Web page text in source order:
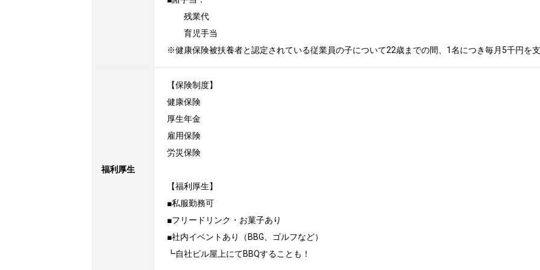
残業代
育児手当
※健康保険被扶養者と認定されている従業員の子について22歳までの間、1名につき毎月5千円を
福利厚生
【保険制度】
健康保険
厚生年金
雇用保険
労災保険
【福利厚生】
■私服勤務可
■フリードリンク・お菓子あり
■社内イベントあり（BBG、ゴルフなど）
┗自社ビル屋上にてBBQすることも！